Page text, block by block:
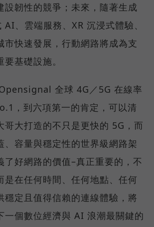
設韌性的競爭；未來，隨著生成
、雲端服務、XR 沉浸式體驗、
市快速發展，行動網路將成為支
基礎設施。
全球 4G／5G 在線率
，到六項第一的肯定，可以清
哥大打造的不只是更快的 5G，而
、容量與穩定性的世界級網路架
了好網路的價值–真正重要的，不
是在任何時間、任何地點、任何
穩定且值得信賴的連線體驗，將
一個數位經濟與 AI 浪潮最關鍵的